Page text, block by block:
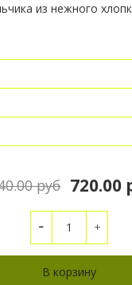
из нежного
руб 720.00
В корзину